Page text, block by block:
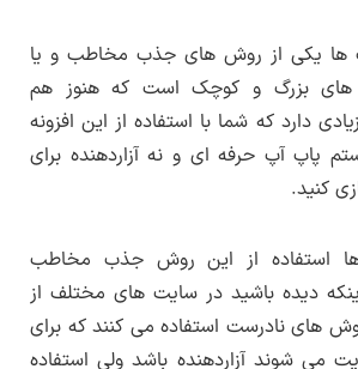
بهبود در زبان فارسی (راستچین)
یا باگ های احتمالی که ناشی از
ترجمه محصول نباشند باید توسط
شوند و تا رفع این مشکلات باید
نسخه بروزرسانی توسط طراح اصلی
جدید هر محصول از بخش اطلاع
در سایت لرن دی الاطلاع رسانی
ها یکی از روش های جذب مخاطب و یا
بزرگ و کوچک است که هنوز هم
دارد که شما با استفاده از این افزونه
پاپ آپ حرفه ای و نه آزاردهنده برای
کنید.
استفاده از این روش جذب مخاطب
دیده باشید در سایت های مختلف از
های نادرست استفاده می کنند که برای
می شوند آزاردهنده باشد ولی استفاده